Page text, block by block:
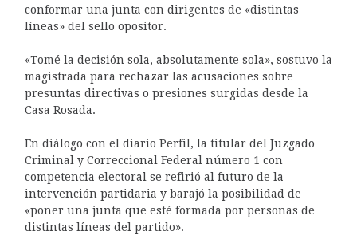
conformar una junta con dirigentes de «distintas
líneas» del sello opositor.
«Tomé la decisión sola, absolutamente sola», sostuvo la
magistrada para rechazar las acusaciones sobre
presuntas directivas o presiones surgidas desde la
Casa Rosada.
En diálogo con el diario Perfil, la titular del Juzgado
Criminal y Correccional Federal número 1 con
competencia electoral se refirió al futuro de la
intervención partidaria y barajó la posibilidad de
«poner una junta que esté formada por personas de
distintas líneas del partido».